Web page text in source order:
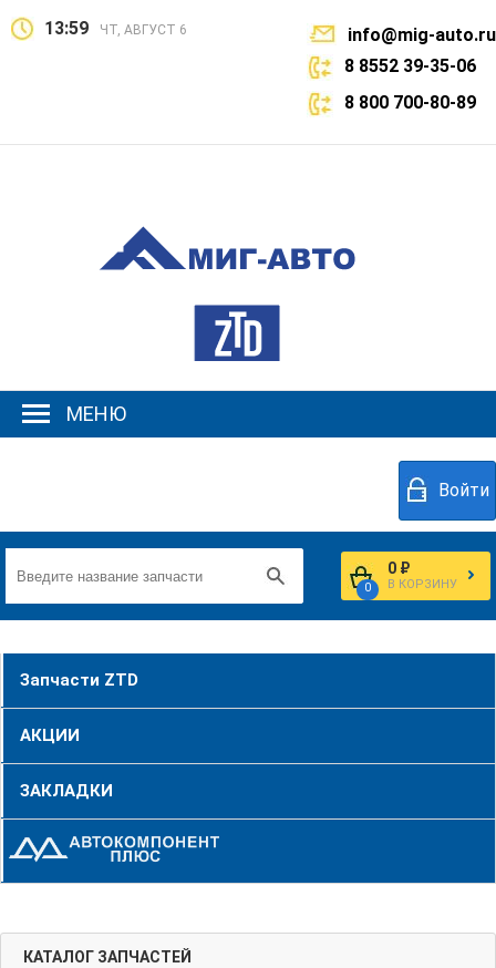
13:59 ЧТ, АВГУСТ 6
info@mig-auto.ru
8 8552 39-35-06
8 800 700-80-89
МЕНЮ
Войти
0
0 ₽
В КОРЗИНУ
Запчасти ZTD
АКЦИИ
ЗАКЛАДКИ
КАТАЛОГ ЗАПЧАСТЕЙ